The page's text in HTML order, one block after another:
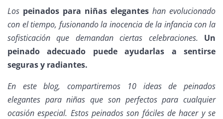
Los peinados para niñas elegantes han evolucionado
con el tiempo, fusionando la inocencia de la infancia con la
sofisticación que demandan ciertas celebraciones. Un
peinado adecuado puede ayudarlas a sentirse
seguras y radiantes.
En este blog, compartiremos 10 ideas de peinados
elegantes para niñas que son perfectos para cualquier
ocasión especial. Estos peinados son fáciles de hacer y se